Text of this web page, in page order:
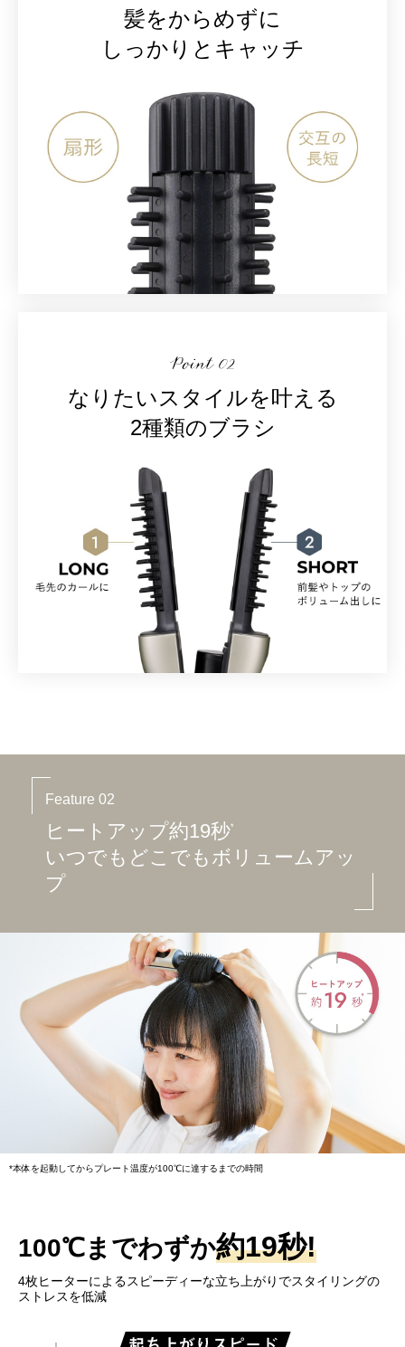
髪をからめずに
しっかりとキャッチ
なりたいスタイルを叶える
2種類のブラシ
Feature 02
ヒートアップ約19秒*
いつでもどこでもボリュームアッ
プ
*本体を起動してからプレート温度が100℃に達するまでの時間
100℃までわずか約19秒!
4枚ヒーターによるスピーディーな立ち上がりでスタイリングの
ストレスを低減